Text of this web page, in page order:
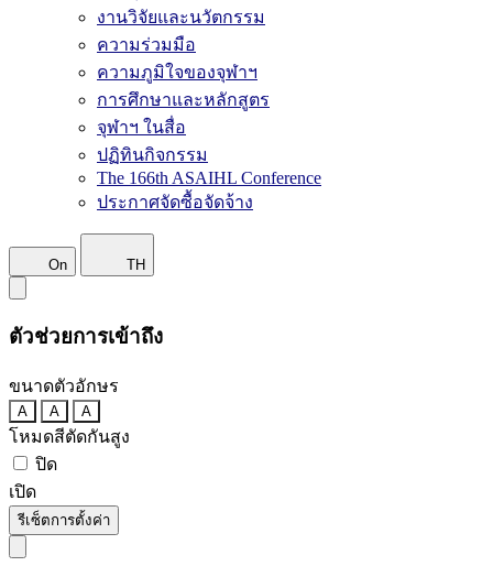
งานวิจัยและนวัตกรรม
ความร่วมมือ
ความภูมิใจของจุฬาฯ
การศึกษาและหลักสูตร
จุฬาฯ ในสื่อ
ปฏิทินกิจกรรม
The 166th ASAIHL Conference
ประกาศจัดซื้อจัดจ้าง
On TH
ตัวช่วยการเข้าถึง
ขนาดตัวอักษร
A A A
โหมดสีตัดกันสูง
ปิด
เปิด
รีเซ็ตการตั้งค่า